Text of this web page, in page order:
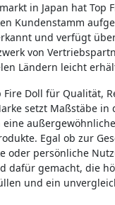
in Japan hat Top
Kundenstamm
und verfügt
von
Ländern leicht
Fire Doll für Qualität,
setzt Maßstäbe in
Egal ob zur
oder persönliche
dafür gemacht, die
und ein